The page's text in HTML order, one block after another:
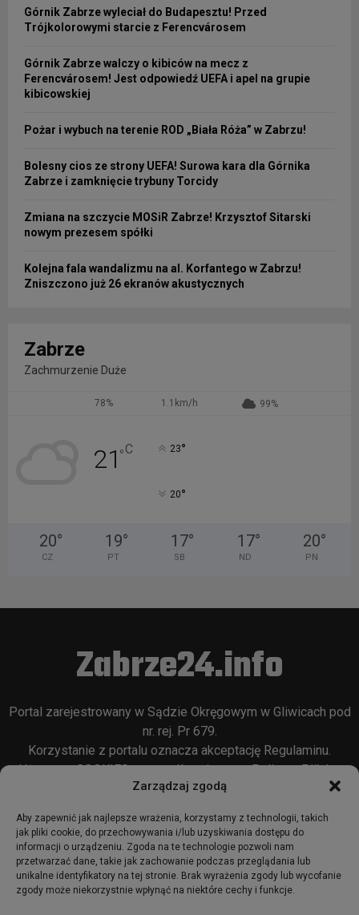
Zarządzaj zgodą
Aby zapewnić jak najlepsze wrażenia, korzystamy z technologii, takich
jak pliki cookie, do przechowywania i/lub uzyskiwania dostępu do
informacji o urządzeniu. Zgoda na te technologie pozwoli nam
przetwarzać dane, takie jak zachowanie podczas przeglądania lub
unikalne identyfikatory na tej stronie. Brak wyrażenia zgody lub wycofanie
zgody może niekorzystnie wpłynąć na niektóre cechy i funkcje.
Górnik Zabrze wyleciał do Budapesztu! Przed
Trójkolorowymi starcie z Ferencvárosem
Górnik Zabrze walczy o kibiców na mecz z
Ferencvárosem! Jest odpowiedź UEFA i apel na grupie
kibicowskiej
Pożar i wybuch na terenie ROD „Biała Róża” w Zabrzu!
Bolesny cios ze strony UEFA! Surowa kara dla Górnika
Zabrze i zamknięcie trybuny Torcidy
Zmiana na szczycie MOSiR Zabrze! Krzysztof Sitarski
nowym prezesem spółki
Kolejna fala wandalizmu na al. Korfantego w Zabrzu!
Zniszczono już 26 ekranów akustycznych
Zabrze
Zachmurzenie Duże
78% 1.1km/h 99%
21°C 23°
20°
20°
CZ
19°
PT
17°
SB
17°
ND
20°
PN
Zabrze24.info
Portal zarejestrowany w Sądzie Okręgowym w Gliwicach pod
nr. rej. Pr 679.
Korzystanie z portalu oznacza akceptację Regulaminu.
Używamy COOKIES w sposób opisany wPolityce Plików
Cookie